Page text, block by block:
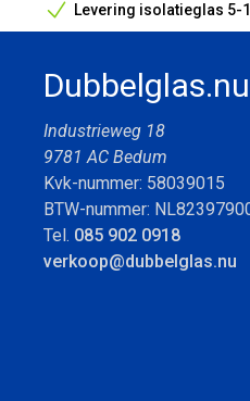
Levering isolatieglas 5-
Bouwvak geopend!
Dubbelglas.nu
Industrieweg 18
9781 AC Bedum
Kvk-nummer: 58039015
BTW-nummer:
Tel. 085 902 0918
verkoop@dubbelglas.nu